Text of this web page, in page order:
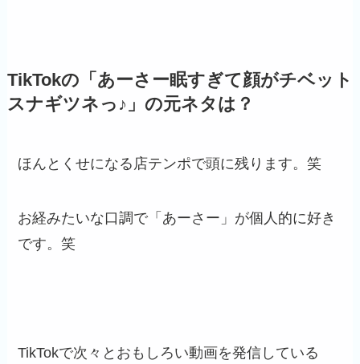
TikTokの「あーさー眠すぎて顔がチベット
スナギツネっ♪」の元ネタは？
ほんとくせになる店テンポで頭に残ります。笑
お経みたいな口調で「あーさー」が個人的に好き
です。笑
TikTokで次々とおもしろい動画を発信している